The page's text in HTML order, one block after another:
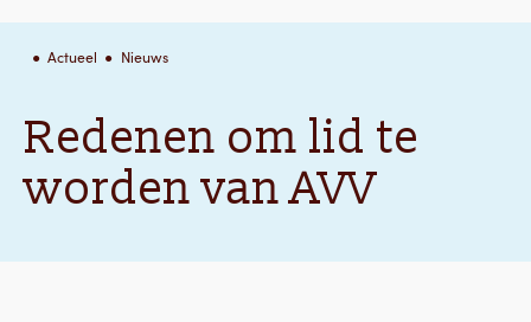
Actueel Nieuws
Redenen om lid te
worden van AVV